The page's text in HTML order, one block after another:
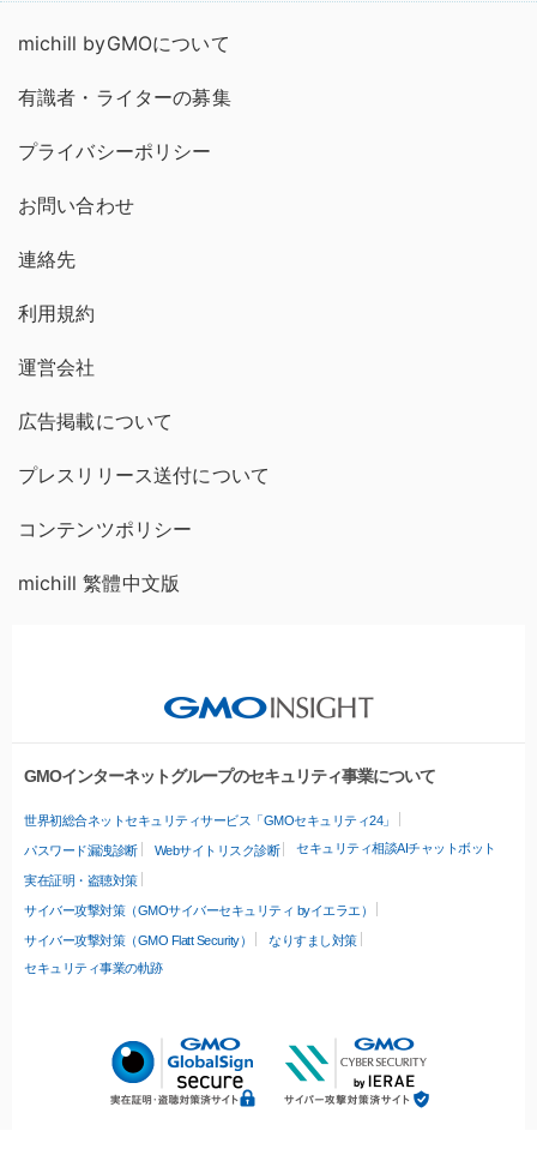
michill byGMOについて
有識者・ライターの募集
プライバシーポリシー
お問い合わせ
連絡先
利用規約
運営会社
広告掲載について
プレスリリース送付について
コンテンツポリシー
michill 繁體中文版
GMOインターネットグループのセキュリティ事業について
世界初総合ネットセキュリティサービス「GMOセキュリティ24」
パスワード漏洩診断 Webサイトリスク診断 セキュリティ相談AIチャットボット
実在証明・盗聴対策
サイバー攻撃対策（GMOサイバーセキュリティ byイエラエ）
サイバー攻撃対策（GMO Flatt Security）
なりすまし対策
セキュリティ事業の軌跡